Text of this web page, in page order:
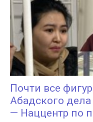
Почти все
Абадского
— Наццентр по